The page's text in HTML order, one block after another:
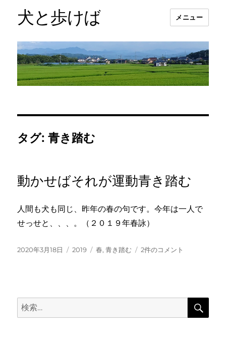
犬と歩けば メニュー
タグ:青き踏む
動かせばそれが運動青き踏む
人間も犬も同じ、昨年の春の句です。今年は一人で
せっせと、、、。（２０１９年春詠）
投
2020年3月18日
カ
2019
タ
春,青き踏む
動
2件のコメント
検
索:
検